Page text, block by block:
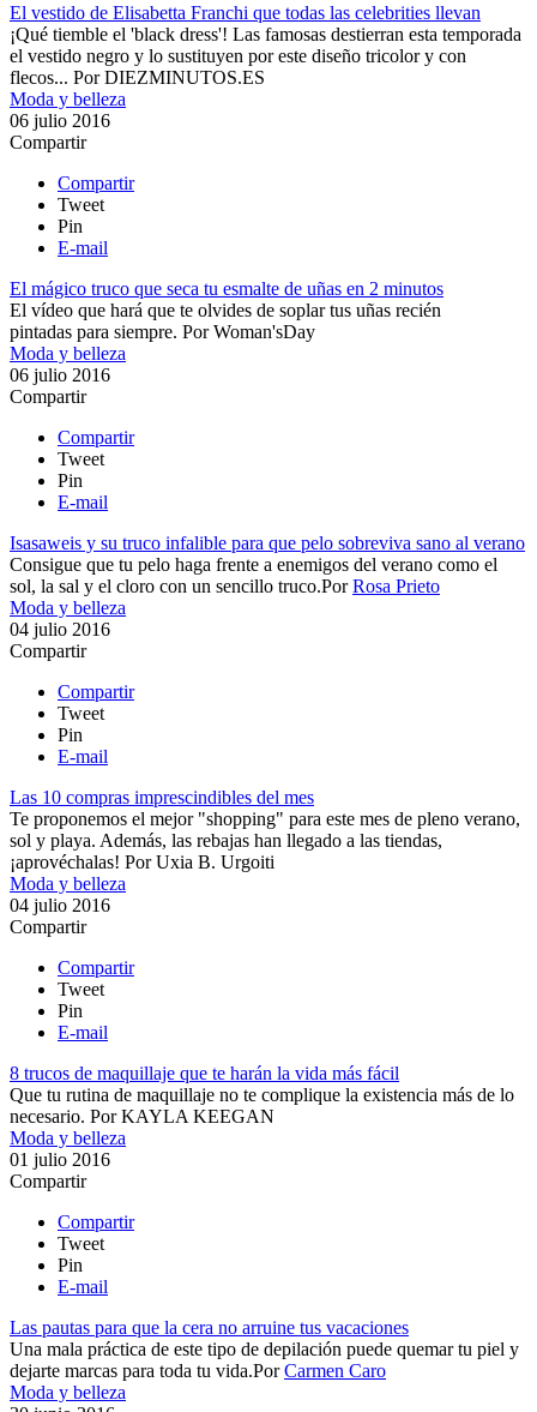
El vestido de Elisabetta Franchi que todas las celebrities llevan
¡Qué tiemble el 'black dress'! Las famosas destierran esta temporada
el vestido negro y lo sustituyen por este diseño tricolor y con
flecos... PorDIEZMINUTOS.ES
Moda y belleza
06 julio 2016
Compartir
Compartir
Tweet
Pin
E-mail
El mágico truco que seca tu esmalte de uñas en 2 minutos
El vídeo que hará que te olvides de soplar tus uñas recién
pintadas para siempre. PorWoman'sDay
Moda y belleza
06 julio 2016
Compartir
Compartir
Tweet
Pin
E-mail
Isasaweis y su truco infalible para que pelo sobreviva sano al verano
​Consigue que tu pelo haga frente a enemigos del verano como el
sol, la sal y el cloro con un sencillo truco.​​PorRosa Prieto
Moda y belleza
04 julio 2016
Compartir
Compartir
Tweet
Pin
E-mail
Las 10 compras imprescindibles del mes
Te proponemos el mejor "shopping" para este mes de pleno verano,
sol y playa. Además, las rebajas han llegado a las tiendas,
¡aprovéchalas! PorUxia B. Urgoiti
Moda y belleza
04 julio 2016
Compartir
Compartir
Tweet
Pin
E-mail
8 trucos de maquillaje que te harán la vida más fácil
Que tu rutina de maquillaje no te complique la existencia más de lo
necesario. PorKAYLA KEEGAN
Moda y belleza
01 julio 2016
Compartir
Compartir
Tweet
Pin
E-mail
Las pautas para que la cera no arruine tus vacaciones
Una mala práctica de este tipo de depilación puede quemar tu piel y
dejarte marcas para toda tu vida.​PorCarmen Caro
Moda y belleza